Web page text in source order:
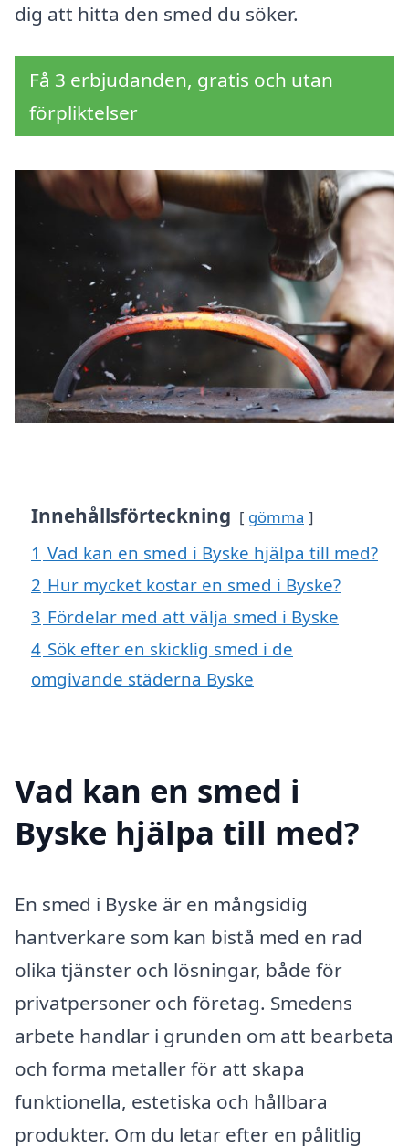
dig att hitta den smed du söker.
Få 3 erbjudanden, gratis och utan
förpliktelser
Innehållsförteckning gömma
1 Vad kan en smed i Byske hjälpa till med?
2 Hur mycket kostar en smed i Byske?
3 Fördelar med att välja smed i Byske
4 Sök efter en skicklig smed i de
omgivande städerna Byske
Vad kan en smed i
Byske hjälpa till med?
En smed i Byske är en mångsidig
hantverkare som kan bistå med en rad
olika tjänster och lösningar, både för
privatpersoner och företag. Smedens
arbete handlar i grunden om att bearbeta
och forma metaller för att skapa
funktionella, estetiska och hållbara
produkter. Om du letar efter en pålitlig